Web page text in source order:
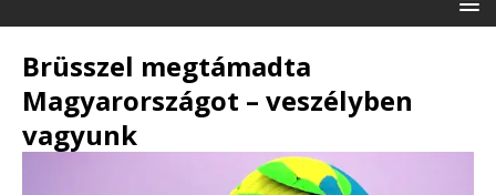
Brüsszel megtámadta
Magyarországot – veszélyben
vagyunk